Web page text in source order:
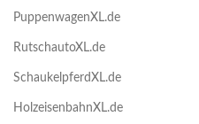
PuppenwagenXL.de
RutschautoXL.de
SchaukelpferdXL.de
HolzeisenbahnXL.de